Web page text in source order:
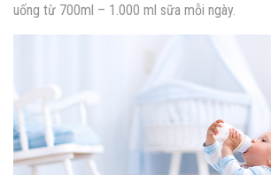
uống từ 700ml – 1.000 ml sữa mỗi ngày.